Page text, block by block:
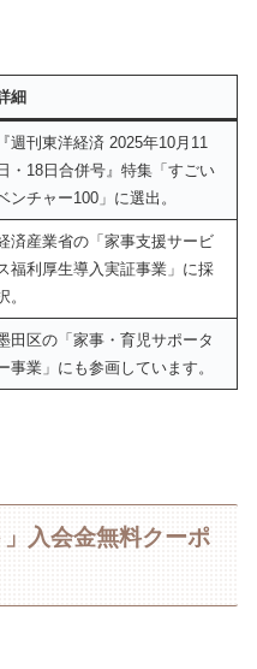
細
『週刊東洋経済 2025年10月11
・18日合併号』特集「すごい
ンチャー100」に選出。
済産業省の「家事支援サービ
福利厚生導入実証事業」に採
。
田区の「家事・育児サポータ
事業」にも参画しています。
」入会金無料クーポ